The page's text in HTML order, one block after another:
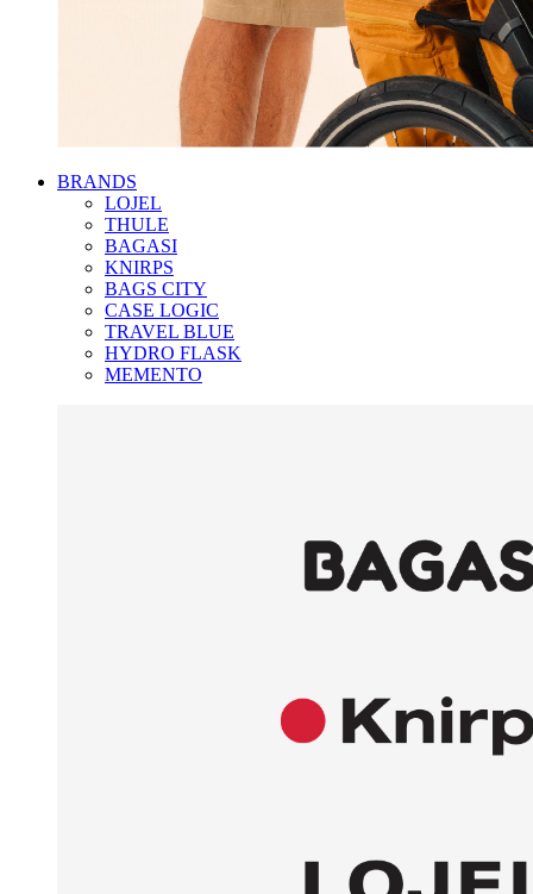
BRANDS
LOJEL
THULE
BAGASI
KNIRPS
BAGS CITY
CASE LOGIC
TRAVEL BLUE
HYDRO FLASK
MEMENTO